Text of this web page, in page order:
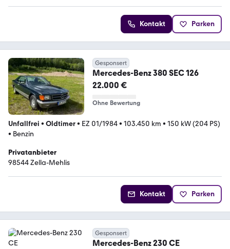
Kontakt Parken
Gesponsert
Mercedes-Benz 380 SEC 126
22.000 €
Ohne Bewertung
Unfallfrei • Oldtimer• EZ 01/1984• 103.450 km • 150 kW (204 PS)
• Benzin
Privatanbieter
98544 Zella-Mehlis
Kontakt Parken
Gesponsert
Mercedes-Benz 230 CE